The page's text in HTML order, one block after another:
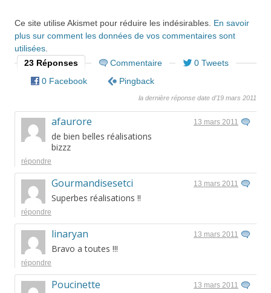
Ce site utilise Akismet pour réduire les indésirables. En savoir
plus sur comment les données de vos commentaires sont
utilisées.
23 Réponses
Commentaire
0 Tweets
0 Facebook
Pingback
la dernière réponse date d'19 mars 2011
afaurore 13 mars 2011
de bien belles réalisations
bizzz
répondre
Gourmandisesetci 13 mars 2011
Superbes réalisations !!
répondre
linaryan 13 mars 2011
Bravo a toutes !!!
répondre
Poucinette 13 mars 2011